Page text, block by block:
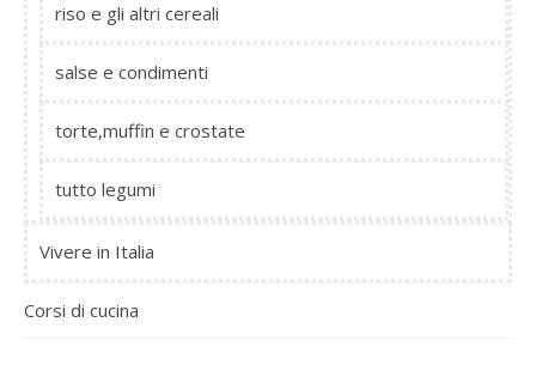
riso e gli altri cereali
salse e condimenti
torte,muffin e crostate
tutto legumi
Vivere in Italia
Corsi di cucina